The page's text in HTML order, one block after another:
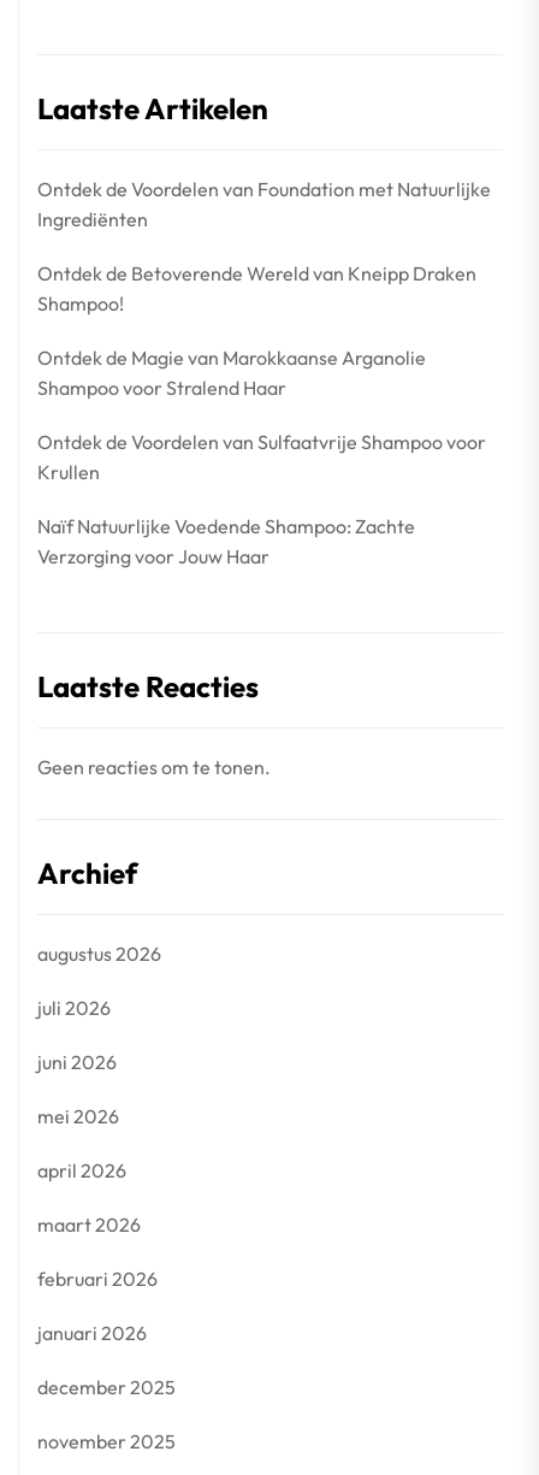
Laatste Artikelen
Ontdek de Voordelen van Foundation met Natuurlijke
Ingrediënten
Ontdek de Betoverende Wereld van Kneipp Draken
Shampoo!
Ontdek de Magie van Marokkaanse Arganolie
Shampoo voor Stralend Haar
Ontdek de Voordelen van Sulfaatvrije Shampoo voor
Krullen
Naïf Natuurlijke Voedende Shampoo: Zachte
Verzorging voor Jouw Haar
Laatste Reacties
Geen reacties om te tonen.
Archief
augustus 2026
juli 2026
juni 2026
mei 2026
april 2026
maart 2026
februari 2026
januari 2026
december 2025
november 2025